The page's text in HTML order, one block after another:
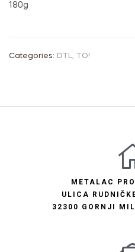
180g
Categories: DTL, TO!
METALAC
ULICA
32300 GORNJI